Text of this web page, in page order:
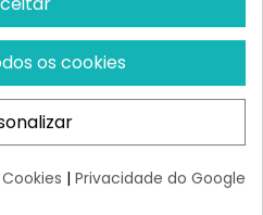
WILD BALANCE
Wild Balance GOLDEN
CÚRCUMA Suplemento
Para Perros Y...
¡Últimas produtos!
13,31 €
os cookies
| Privacidade do Google